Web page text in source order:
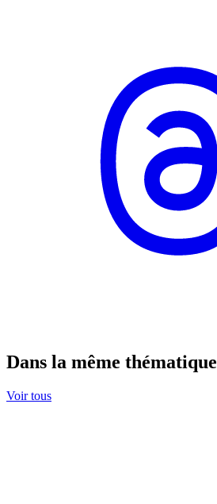
Dans la même thématique
Voir tous